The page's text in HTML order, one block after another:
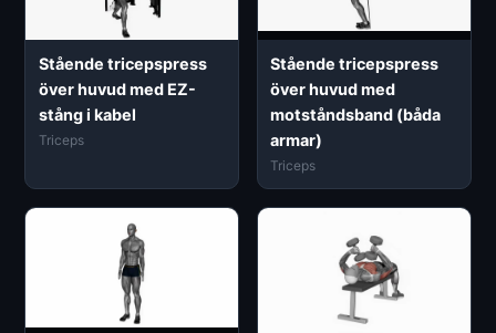
Stående tricepspress
över huvud med EZ-
stång i kabel
Triceps
Stående tricepspress
över huvud med
motståndsband (båda
armar)
Triceps